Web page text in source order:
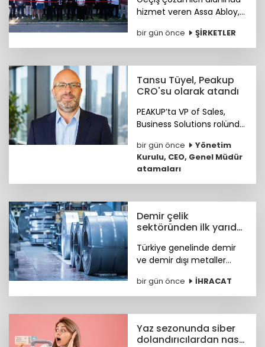
hizmet veren Assa Abloy,
yeni showroomuyla
güvenlik ve erişim
buluşturuyor.
bir gün önce ŞİRKETLER
Tansu Tüyel, Peakup
CRO'su olarak atandı
PEAKUP’ta VP of Sales,
Business Solutions rolünde
Tansu Tüyel, bundan
sonra görevine Chief
Revenue Officer (CRO)
olarak devam edecek.
bir gün önce
Yönetim
Kurulu, CEO, Genel Müdür
atamaları
Demir çelik
sektöründen ilk yarıda
performansı
Türkiye genelinde demir
ve demir dışı metaller
yüzde 11,7 artışla 7,2 milyar
dolara, çelik ihracatı ise
bir gün önce İHRACAT
Yaz sezonunda siber
dolandırıcılardan nasıl